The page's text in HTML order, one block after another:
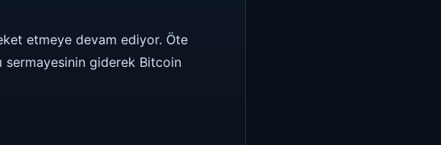
etmeye devam ediyor. Öte
sermayesinin giderek Bitcoin